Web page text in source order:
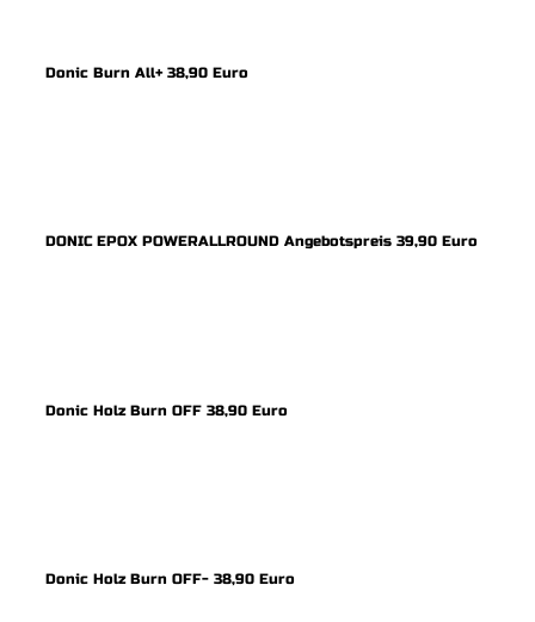
Donic Burn All+ 38,90 Euro
DONIC EPOX POWERALLROUND Angebotspreis 39,90 Euro
Donic Holz Burn OFF 38,90 Euro
Donic Holz Burn OFF- 38,90 Euro